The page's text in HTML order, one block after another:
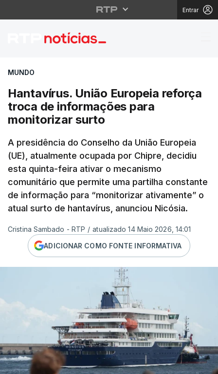
Entrar
Hantavírus. União
MUNDO
Hantavírus. União Europeia reforça
troca de informações para
monitorizar surto
A presidência do Conselho da União Europeia
(UE), atualmente ocupada por Chipre, decidiu
esta quinta-feira ativar o mecanismo
comunitário que permite uma partilha constante
de informação para “monitorizar ativamente” o
atual surto de hantavírus, anunciou Nicósia.
Cristina Sambado - RTP / atualizado 14 Maio 2026, 14:01
ADICIONAR COMO FONTE INFORMATIVA